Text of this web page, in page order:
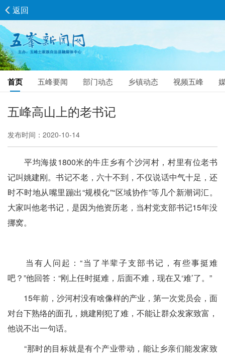
首页 五峰要闻 部门动态 乡镇动态 视频五峰
返回
五峰高山上的老书记
发布时间：2020-10-14
平均海拔1800米的牛庄乡有个沙河村，村里有位老书
记叫姚建刚。书记不老，六十不到，不仅说话中气十足，还
时不时地从嘴里蹦出“规模化”“区域协作”等几个新潮词汇。
大家叫他老书记，是因为他资历老，当村党支部书记15年没
挪窝。
当有人问起：“当了半辈子支部书记，有些事挺难
吧？”他回答：“刚上任时挺难，后面不难，现在又‘难’了。”
15年前，沙河村没有啥像样的产业，第一次党员会，面
对台下熟络的面孔，姚建刚犯了难，不能让群众发家致富，
他说不出一句话。
“那时的目标就是有个产业带动，能让乡亲们能发家致